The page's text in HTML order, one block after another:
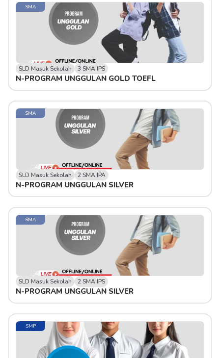
SMA
SLD Masuk Sekolah 3 SMA IPS
N-PROGRAM UNGGULAN GOLD TOEFL
SMA
SLD Masuk Sekolah 2 SMA IPA
N-PROGRAM UNGGULAN SILVER
SMA
SLD Masuk Sekolah 2 SMA IPS
N-PROGRAM UNGGULAN SILVER
SMP